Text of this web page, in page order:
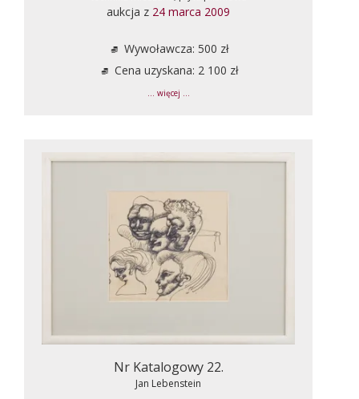
aukcja z 24 marca 2009
Wywoławcza: 500 zł
Cena uzyskana: 2 100 zł
... więcej ...
Nr Katalogowy 22.
Jan Lebenstein